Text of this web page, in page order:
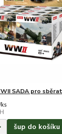
SADA pro
ks
šup do košíku